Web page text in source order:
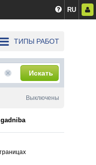
RU
ТИПЫ РАБОТ
Искать
Выключены